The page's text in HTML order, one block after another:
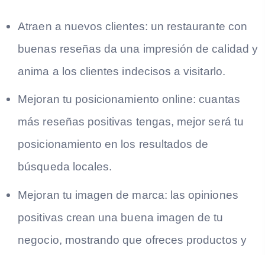
Atraen a nuevos clientes: un restaurante con
buenas reseñas da una impresión de calidad y
anima a los clientes indecisos a visitarlo.
Mejoran tu posicionamiento online: cuantas
más reseñas positivas tengas, mejor será tu
posicionamiento en los resultados de
búsqueda locales.
Mejoran tu imagen de marca: las opiniones
positivas crean una buena imagen de tu
negocio, mostrando que ofreces productos y